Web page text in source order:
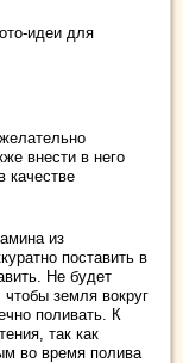
идеи для
внести в него
качестве
из
поставить в
Не будет
земля вокруг
поливать. К
так как
во время полива